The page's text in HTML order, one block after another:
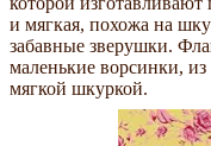
и мягкая, похожа на
забавные зверушки.
маленькие ворсинки,
мягкой шкуркой.